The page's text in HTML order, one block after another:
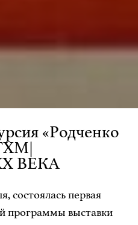
«Родченко
ВЕКА
состоялась первая
программы выставки